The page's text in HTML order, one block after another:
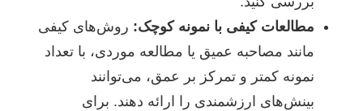
مطالعات کیفی با نمونه کوچک: روش‌های کیفی
مانند مصاحبه عمیق یا مطالعه موردی، با تعداد
نمونه کمتر و تمرکز بر عمق، می‌توانند
بینش‌های ارزشمندی را ارائه دهند. برای